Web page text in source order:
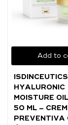
Add to
ISDINCEUTICS
HYALURONIC
MOISTURE
50 ML –
PREVENTIVA